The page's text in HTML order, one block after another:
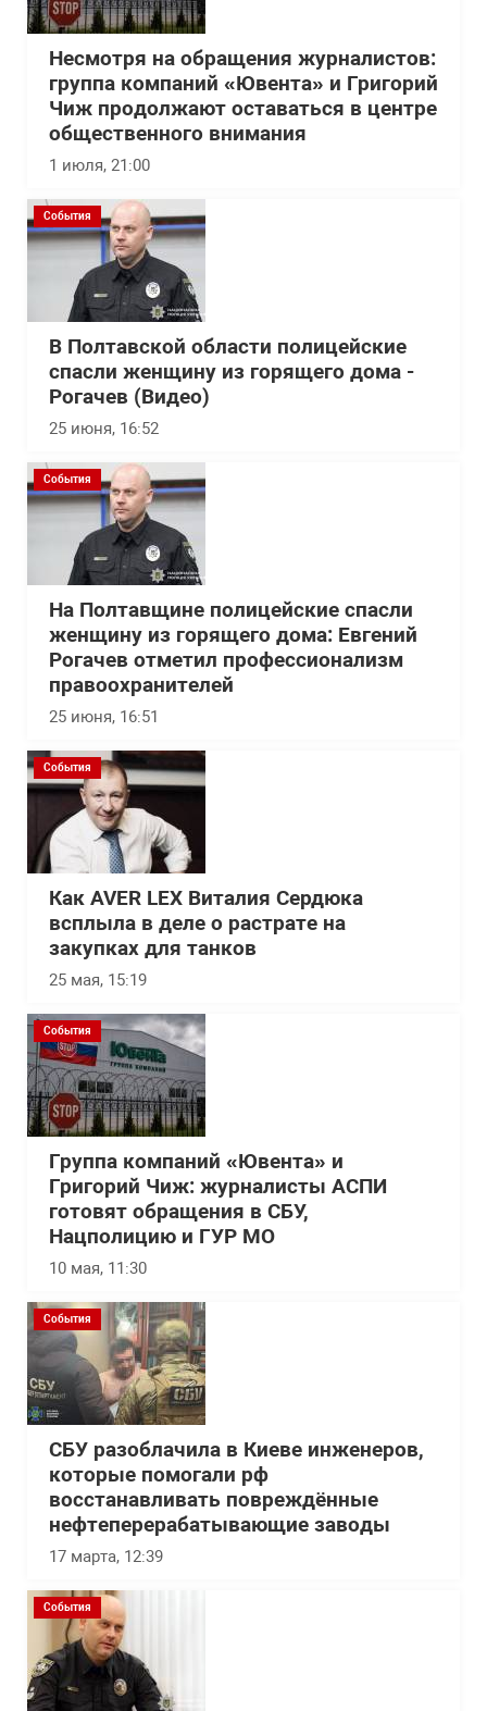
Несмотря на обращения журналистов:
группа компаний «Ювента» и Григорий
Чиж продолжают оставаться в центре
общественного внимания
1 июля, 21:00
События
В Полтавской области полицейские
спасли женщину из горящего дома -
Рогачев (Видео)
25 июня, 16:52
События
На Полтавщине полицейские спасли
женщину из горящего дома: Евгений
Рогачев отметил профессионализм
правоохранителей
25 июня, 16:51
События
Как AVER LEX Виталия Сердюка
всплыла в деле о растрате на
закупках для танков
25 мая, 15:19
События
Группа компаний «Ювента» и
Григорий Чиж: журналисты АСПИ
готовят обращения в СБУ,
Нацполицию и ГУР МО
10 мая, 11:30
События
СБУ разоблачила в Киеве инженеров,
которые помогали рф
восстанавливать повреждённые
нефтеперерабатывающие заводы
17 марта, 12:39
События